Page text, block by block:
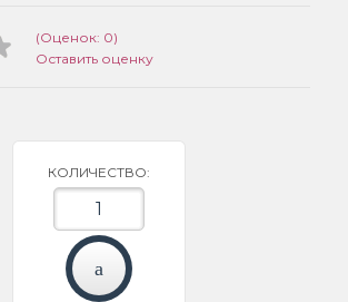
(Оценок: 0)
Оставить оценку
КОЛИЧЕСТВО: